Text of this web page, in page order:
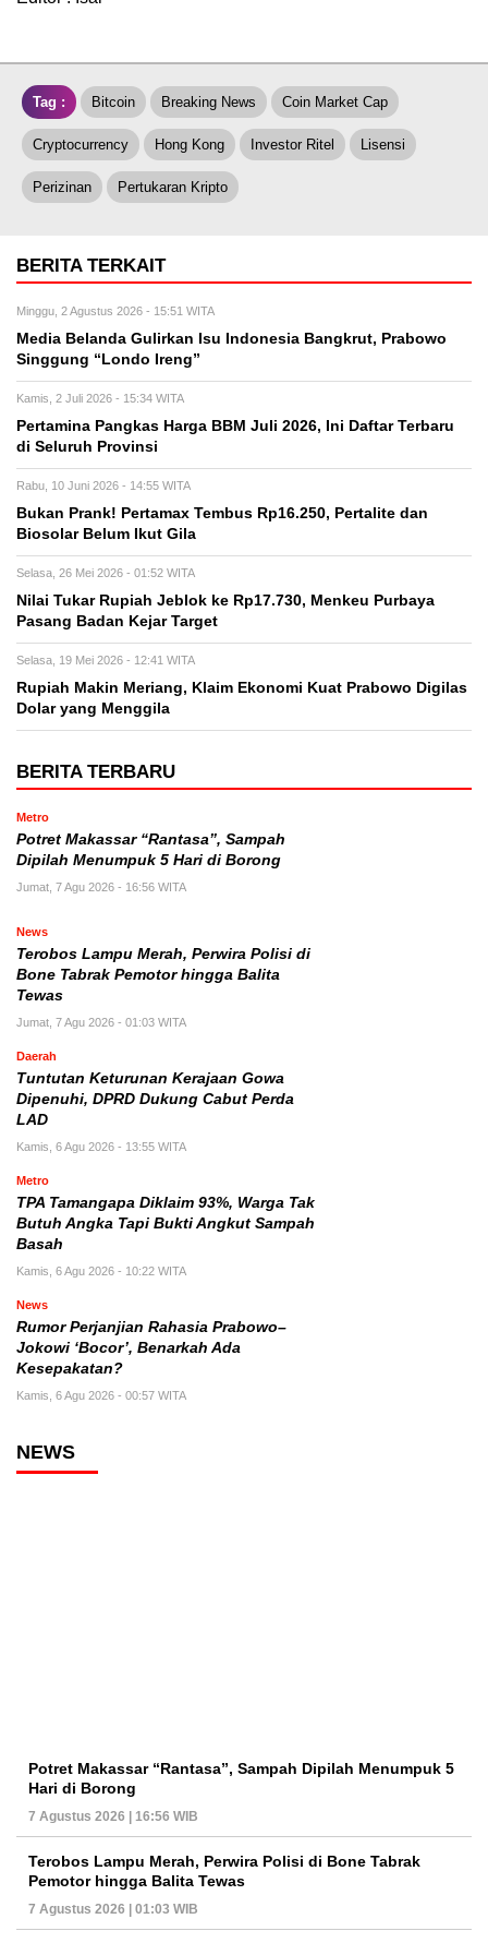
Tag : Bitcoin Breaking News Coin Market Cap
Cryptocurrency Hong Kong Investor Ritel Lisensi
Perizinan Pertukaran Kripto
BERITA TERKAIT
Minggu, 2 Agustus 2026 - 15:51 WITA
Media Belanda Gulirkan Isu Indonesia Bangkrut, Prabowo
Singgung “Londo Ireng”
Kamis, 2 Juli 2026 - 15:34 WITA
Pertamina Pangkas Harga BBM Juli 2026, Ini Daftar Terbaru
di Seluruh Provinsi
Rabu, 10 Juni 2026 - 14:55 WITA
Bukan Prank! Pertamax Tembus Rp16.250, Pertalite dan
Biosolar Belum Ikut Gila
Selasa, 26 Mei 2026 - 01:52 WITA
Nilai Tukar Rupiah Jeblok ke Rp17.730, Menkeu Purbaya
Pasang Badan Kejar Target
Selasa, 19 Mei 2026 - 12:41 WITA
Rupiah Makin Meriang, Klaim Ekonomi Kuat Prabowo Digilas
Dolar yang Menggila
BERITA TERBARU
Metro
Potret Makassar “Rantasa”, Sampah
Dipilah Menumpuk 5 Hari di Borong
Jumat, 7 Agu 2026 - 16:56 WITA
News
Terobos Lampu Merah, Perwira Polisi di
Bone Tabrak Pemotor hingga Balita
Tewas
Jumat, 7 Agu 2026 - 01:03 WITA
Daerah
Tuntutan Keturunan Kerajaan Gowa
Dipenuhi, DPRD Dukung Cabut Perda
LAD
Kamis, 6 Agu 2026 - 13:55 WITA
Metro
TPA Tamangapa Diklaim 93%, Warga Tak
Butuh Angka Tapi Bukti Angkut Sampah
Basah
Kamis, 6 Agu 2026 - 10:22 WITA
News
Rumor Perjanjian Rahasia Prabowo–
Jokowi ‘Bocor’, Benarkah Ada
Kesepakatan?
Kamis, 6 Agu 2026 - 00:57 WITA
NEWS
Potret Makassar “Rantasa”, Sampah Dipilah Menumpuk 5
Hari di Borong
7 Agustus 2026 | 16:56 WIB
Terobos Lampu Merah, Perwira Polisi di Bone Tabrak
Pemotor hingga Balita Tewas
7 Agustus 2026 | 01:03 WIB